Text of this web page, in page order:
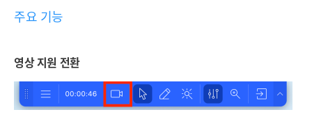
주요 기능
영상 지원 전환